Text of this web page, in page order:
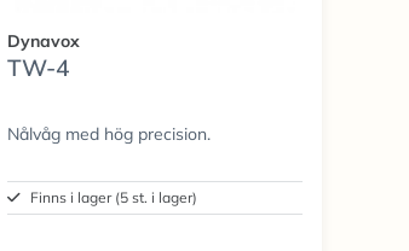
Dynavox
TW-4
Nålvåg med hög precision.
Finns i lager (5 st. i lager)